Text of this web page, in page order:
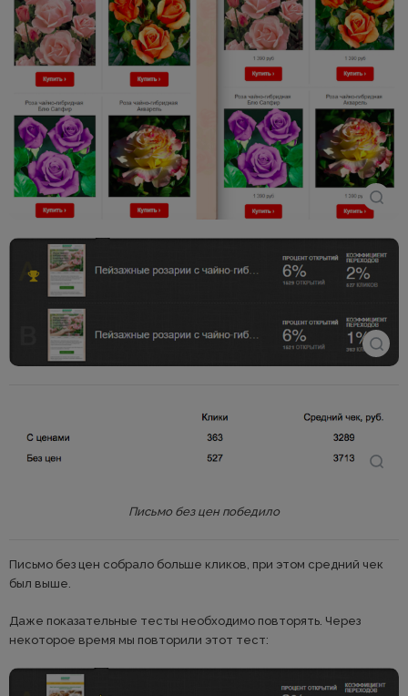
Письмо без цен победило
Письмо без цен собрало больше кликов, при этом средний чек
был выше.
Даже показательные тесты необходимо повторять. Через
некоторое время мы повторили этот тест: